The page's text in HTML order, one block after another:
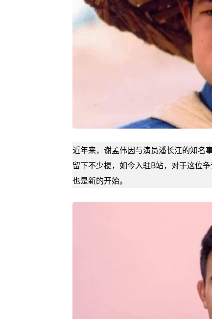
近年来，谢孟伟因与演员潘长江的知名
留下不少梗，如今入驻B站，对于这位
也是新的开始。